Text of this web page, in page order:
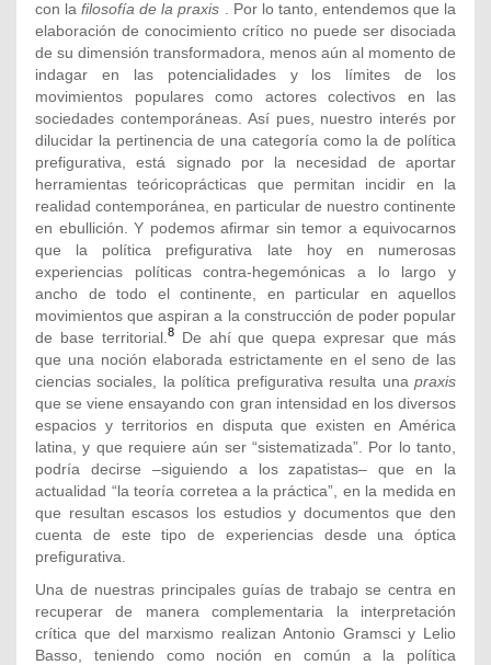
con lafilosofía de la praxis . Por lo tanto, entendemos que la
elaboración de conocimiento crítico no puede ser disociada
de su dimensión transformadora, menos aún al momento de
indagar en las potencialidades y los límites de los
movimientos populares como actores colectivos en las
sociedades contemporáneas. Así pues, nuestro interés por
dilucidar la pertinencia de una categoría como la de política
prefigurativa, está signado por la necesidad de aportar
herramientas teóricoprácticas que permitan incidir en la
realidad contemporánea, en particular de nuestro continente
en ebullición. Y podemos afirmar sin temor a equivocarnos
que la política prefigurativa late hoy en numerosas
experiencias políticas contra-hegemónicas a lo largo y
ancho de todo el continente, en particular en aquellos
movimientos que aspiran a la construcción de poder popular
de base territorial. 8De ahí que quepa expresar que más
que una noción elaborada estrictamente en el seno de las
ciencias sociales, la política prefigurativa resulta una praxis
que se viene ensayando con gran intensidad en los diversos
espacios y territorios en disputa que existen en América
latina, y que requiere aún ser “sistematizada”. Por lo tanto,
podría decirse –siguiendo a los zapatistas– que en la
actualidad “la teoría corretea a la práctica”, en la medida en
que resultan escasos los estudios y documentos que den
cuenta de este tipo de experiencias desde una óptica
prefigurativa.
Una de nuestras principales guías de trabajo se centra en
recuperar de manera complementaria la interpretación
crítica que del marxismo realizan Antonio Gramsci y Lelio
Basso, teniendo como noción en común a la política